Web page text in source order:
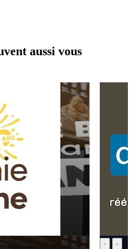
aussi vous